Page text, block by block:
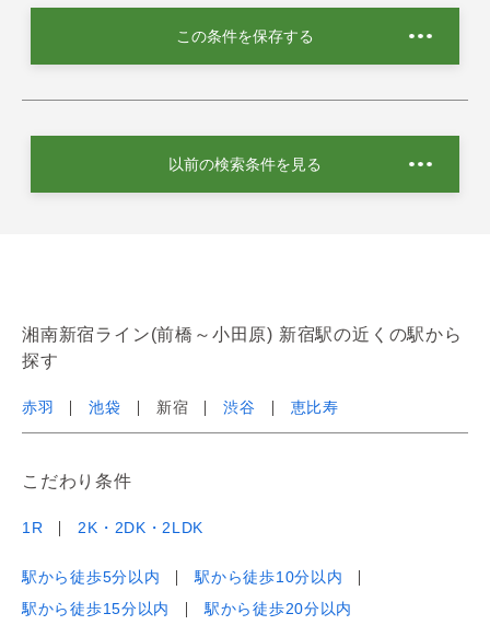
この条件を保存する
以前の検索条件を見る
湘南新宿ライン(前橋～小田原) 新宿駅の近くの駅から
探す
赤羽 池袋 新宿 渋谷 恵比寿
こだわり条件
1R 2K・2DK・2LDK
駅から徒歩5分以内
駅から徒歩10分以内
駅から徒歩15分以内
駅から徒歩20分以内